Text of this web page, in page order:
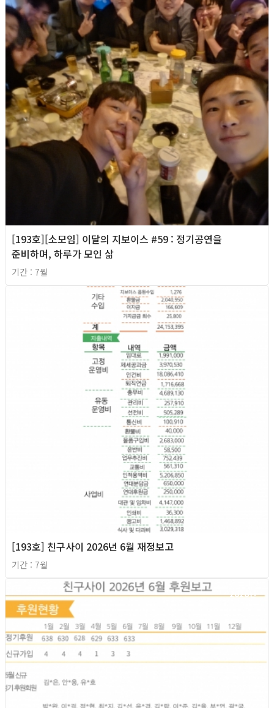
[193호][소모임] 이달의 지보이스 #59 : 정기공연을
준비하며, 하루가 모인 삶
기간 : 7월
[193호] 친구사이 2026년 6월 재정보고
기간 : 7월
2026년